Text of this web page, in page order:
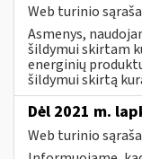
Web turinio
Asmenys,
šildymui skirtam
energinių
šildymui skirtą
Dėl 2021 m.
Web turinio